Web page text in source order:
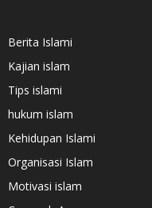
Berita Islami
Kajian islam
Tips islami
hukum islam
Kehidupan Islami
Organisasi Islam
Motivasi islam